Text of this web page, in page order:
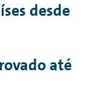
desde
até